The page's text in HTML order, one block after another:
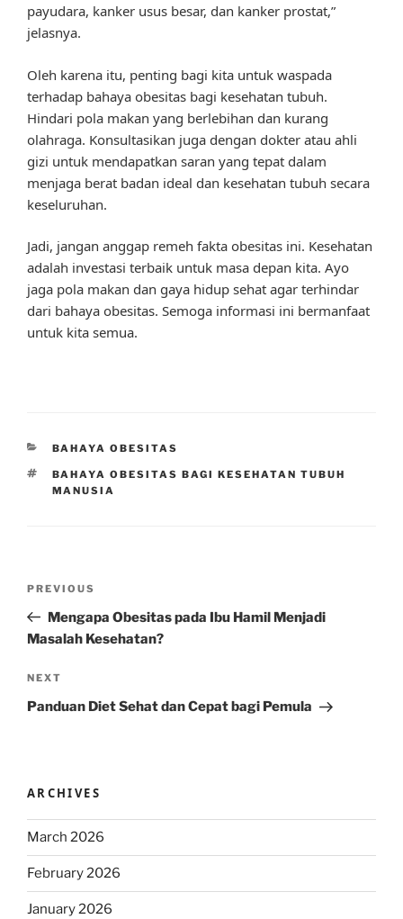
payudara, kanker usus besar, dan kanker prostat,”
jelasnya.
Oleh karena itu, penting bagi kita untuk waspada
terhadap bahaya obesitas bagi kesehatan tubuh.
Hindari pola makan yang berlebihan dan kurang
olahraga. Konsultasikan juga dengan dokter atau ahli
gizi untuk mendapatkan saran yang tepat dalam
menjaga berat badan ideal dan kesehatan tubuh secara
keseluruhan.
Jadi, jangan anggap remeh fakta obesitas ini. Kesehatan
adalah investasi terbaik untuk masa depan kita. Ayo
jaga pola makan dan gaya hidup sehat agar terhindar
dari bahaya obesitas. Semoga informasi ini bermanfaat
untuk kita semua.
CATEGORIES
BAHAYA OBESITAS
TAGS
BAHAYA OBESITAS BAGI KESEHATAN TUBUH
MANUSIA
Previous
Post
PREVIOUS
Mengapa Obesitas pada Ibu Hamil Menjadi
Masalah Kesehatan?
Next
Post
NEXT
Panduan Diet Sehat dan Cepat bagi Pemula
ARCHIVES
March 2026
February 2026
January 2026